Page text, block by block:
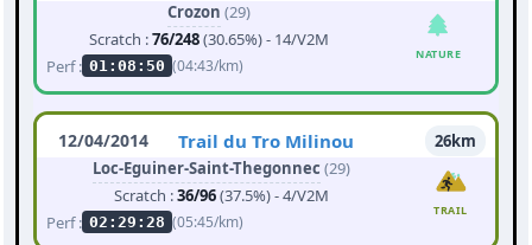
Crozon (29)
Scratch :76/248(30.65%) - 14/V2M
Perf : 01:08:50 (04:43/km)
NATURE
12/04/2014 Trail du Tro Milinou
26km
Loc-Eguiner-Saint-Thegonnec (29)
Scratch :36/96(37.5%) - 4/V2M
Perf : 02:29:28 (05:45/km)
TRAIL